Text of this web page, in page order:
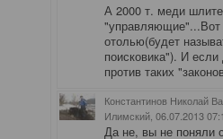
А 2000 т. меди
"управляющие"...Вот
отолью(будет
поисковика"). И
против таких
Константинов Николай
Илимский , 06.07.2013
Да не, вы не поняли